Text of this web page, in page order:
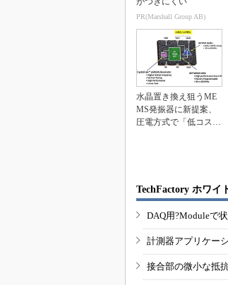
PR(Marshall Group AB)
水晶置き換え狙うME
MS発振器に新提案、
圧電方式で「低コス
TechFactory ホワイ
DAQ用?Moduleで
計測器アプリケー
接合部の微小な抵